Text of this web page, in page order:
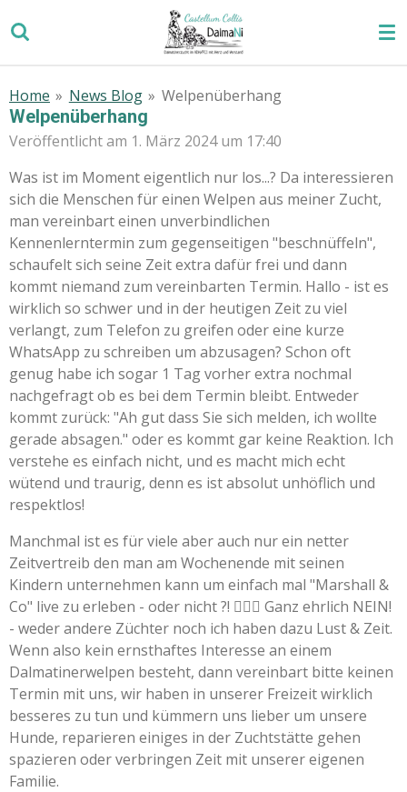
Hauptinhalt
Home » News Blog » Welpenüberhang
Welpenüberhang
Veröffentlicht am 1. März 2024 um 17:40
Was ist im Moment eigentlich nur los...? Da interessieren
sich die Menschen für einen Welpen aus meiner Zucht,
man vereinbart einen unverbindlichen
Kennenlerntermin zum gegenseitigen "beschnüffeln",
schaufelt sich seine Zeit extra dafür frei und dann
kommt niemand zum vereinbarten Termin. Hallo - ist es
wirklich so schwer und in der heutigen Zeit zu viel
verlangt, zum Telefon zu greifen oder eine kurze
WhatsApp zu schreiben um abzusagen? Schon oft
genug habe ich sogar 1 Tag vorher extra nochmal
nachgefragt ob es bei dem Termin bleibt. Entweder
kommt zurück: "Ah gut dass Sie sich melden, ich wollte
gerade absagen." oder es kommt gar keine Reaktion. Ich
verstehe es einfach nicht, und es macht mich echt
wütend und traurig, denn es ist absolut unhöflich und
respektlos!
Manchmal ist es für viele aber auch nur ein netter
Zeitvertreib den man am Wochenende mit seinen
Kindern unternehmen kann um einfach mal "Marshall &
Co" live zu erleben - oder nicht ?! 🤦🏻‍♀️ Ganz ehrlich NEIN!
- weder andere Züchter noch ich haben dazu Lust & Zeit.
Wenn also kein ernsthaftes Interesse an einem
Dalmatinerwelpen besteht, dann vereinbart bitte keinen
Termin mit uns, wir haben in unserer Freizeit wirklich
besseres zu tun und kümmern uns lieber um unsere
Hunde, reparieren einiges in der Zuchtstätte gehen
spazieren oder verbringen Zeit mit unserer eigenen
Familie.